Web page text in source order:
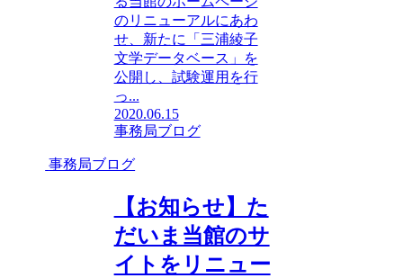
のリニューアルにあわ
せ、新たに「三浦綾子
文学データベース」を
公開し、試験運用を行
っ...
2020.06.15
事務局ブログ
事務局ブログ
【お知らせ】た
だいま当館のサ
イトをリニュー